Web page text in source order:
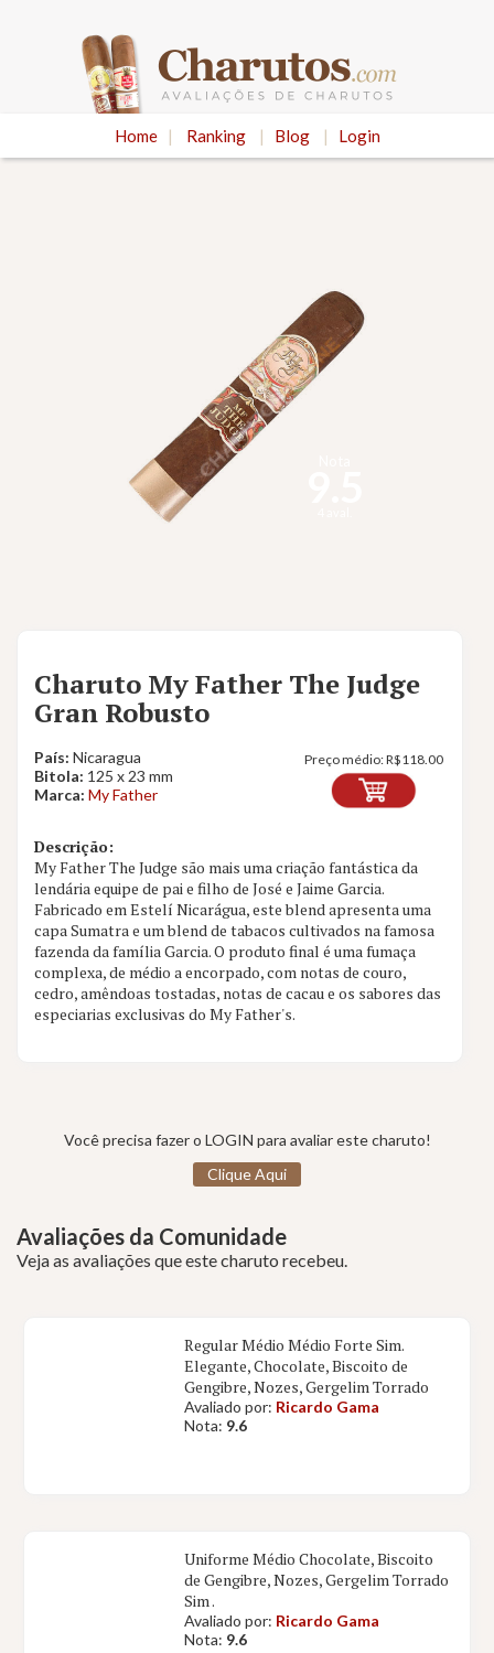
Home | Ranking | Blog | Login
Charuto My Father The Judge
Gran Robusto
País: Nicaragua
Bitola: 125 x 23 mm
Marca: My Father
Preço médio:R$118.00
Descrição:
My Father The Judge são mais uma criação fantástica da
lendária equipe de pai e filho de José e Jaime Garcia.
Fabricado em Estelí Nicarágua, este blend apresenta uma
capa Sumatra e um blend de tabacos cultivados na famosa
fazenda da família Garcia. O produto final é uma fumaça
complexa, de médio a encorpado, com notas de couro,
cedro, amêndoas tostadas, notas de cacau e os sabores das
especiarias exclusivas do My Father's.
Você precisa fazer o LOGIN para avaliar este charuto!
Clique Aqui
Avaliações da Comunidade
Veja as avaliações que este charuto recebeu.
Regular Médio Médio Forte Sim.
Elegante, Chocolate, Biscoito de
Gengibre, Nozes, Gergelim Torrado
Avaliado por: Ricardo Gama
Nota: 9.6
Uniforme Médio Chocolate, Biscoito
de Gengibre, Nozes, Gergelim Torrado
Sim .
Avaliado por: Ricardo Gama
Nota: 9.6